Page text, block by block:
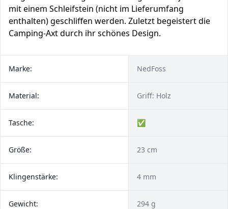
mit einem Schleifstein (nicht im Lieferumfang
enthalten) geschliffen werden. Zuletzt begeistert die
Camping-Axt durch ihr schönes Design.
Marke: NedFoss
Material: Griff: Holz
Tasche: ✅
Größe: 23 cm
Klingenstärke: 4 mm
Gewicht: 294 g